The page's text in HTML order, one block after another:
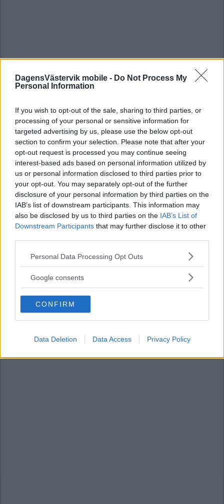
DagensVästervik mobile - Do Not Process My
Personal Information
If you wish to opt-out of the sale, sharing to third parties, or
processing of your personal or sensitive information for
targeted advertising by us, please use the below opt-out
section to confirm your selection. Please note that after your
opt-out request is processed you may continue seeing
interest-based ads based on personal information utilized by
us or personal information disclosed to third parties prior to
your opt-out. You may separately opt-out of the further
disclosure of your personal information by third parties on the
IAB’s list of downstream participants. This information may
also be disclosed by us to third parties on the IAB’s List of
Downstream Participants that may further disclose it to other
Please note that this website/app uses one or more Google
not limited to your visit or usage behaviour. You may click to
use your data for below specified purposes in below Google
consent section.
Personal Data Processing Opt Outs
Google consents
CONFIRM
Data Deletion Data Access Privacy Policy